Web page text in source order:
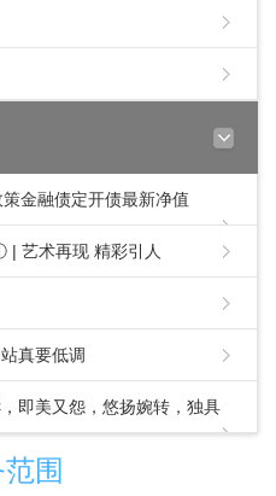
金融债定开债最新净值
| 艺术再现 精彩引人
真要低调
即美又怨，悠扬婉转，独具
围